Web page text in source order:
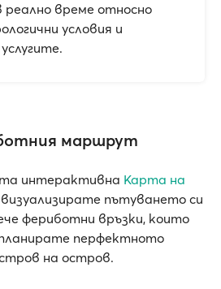
реално време относно
условия и
маршрут
интерактивна Карта на
визуализирате пътуването си
фериботни връзки, които
перфектното
на остров.